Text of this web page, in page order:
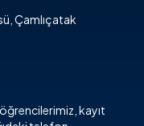
Çamlıçatak
kayıt